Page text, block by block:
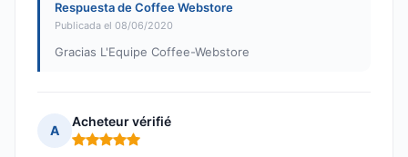
Respuesta de Coffee Webstore
Publicada el 08/06/2020
Gracias L'Equipe Coffee-Webstore
A
Acheteur vérifié
Nota: 5 de 5